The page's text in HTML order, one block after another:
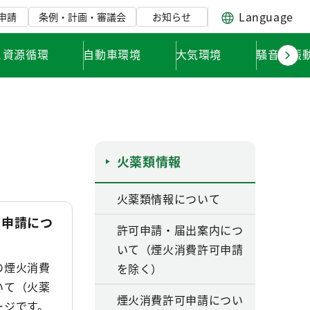
請 条例・計画・審議会 お知らせ Language
源循環 自動車環境 大気環境 騒音・振
請につ
火消費
（火薬
です。
火薬類情報
火薬類情報について
許可申請・届出案内につ
いて（煙火消費許可申請
を除く）
煙火消費許可申請につい